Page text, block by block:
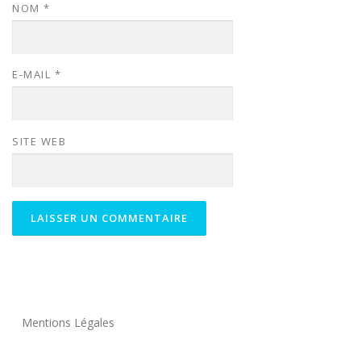
NOM *
E-MAIL *
SITE WEB
Mentions Légales